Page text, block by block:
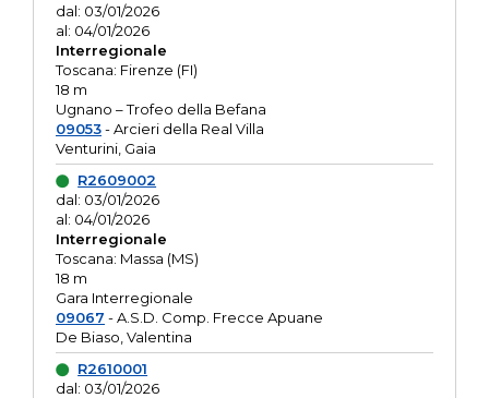
dal: 03/01/2026
al: 04/01/2026
Interregionale
Toscana: Firenze (FI)
18 m
Ugnano – Trofeo della Befana
09053- Arcieri della Real Villa
Venturini, Gaia
R2609002
dal: 03/01/2026
al: 04/01/2026
Interregionale
Toscana: Massa (MS)
18 m
Gara Interregionale
09067 - A.S.D. Comp. Frecce Apuane
De Biaso, Valentina
R2610001
dal: 03/01/2026